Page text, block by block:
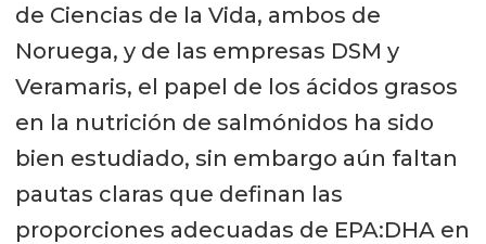
de Ciencias de la Vida, ambos de
Noruega, y de las empresas DSM y
Veramaris, el papel de los ácidos grasos
en la nutrición de salmónidos ha sido
bien estudiado, sin embargo aún faltan
pautas claras que definan las
proporciones adecuadas de EPA:DHA en